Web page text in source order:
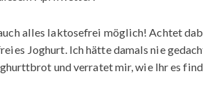
alles laktosefrei möglich! Achtet
Joghurt. Ich hätte damals nie
und verratet mir, wie Ihr es